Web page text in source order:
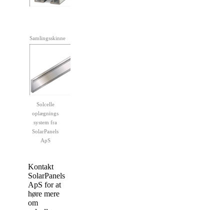
Samlingsskinne
Solcelle
oplægnings
system fra
SolarPanels
ApS
Kontakt
SolarPanels
ApS for at
høre mere
om